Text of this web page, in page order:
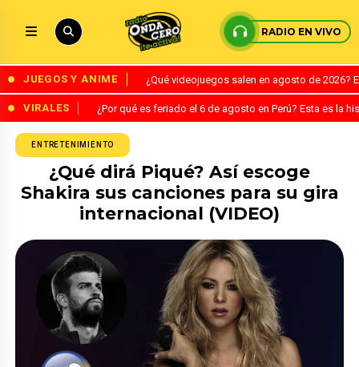
RADIO EN VIVO
JUEGOS Y ANIME ¿Qué videojuegos salen en agosto de
VIRALES ¿Por qué es feriado el 6 de agosto en Perú? Esta es la
ENTRETENIMIENTO
¿Qué dirá Piqué? Así escoge
Shakira sus canciones para su gira
internacional (VIDEO)